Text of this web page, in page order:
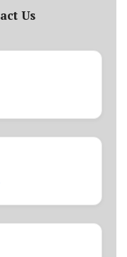
Us